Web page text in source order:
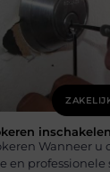
inschakelen
Wanneer u
en